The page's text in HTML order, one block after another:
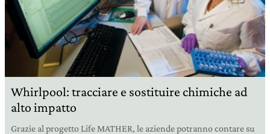
Whirlpool: tracciare e sostituire chimiche ad
alto impatto
Grazie al progetto Life MATHER, le aziende potranno contare su